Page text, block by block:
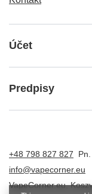
Účet
Predpisy
+48 798 827 827
info@vapecorner.eu
VapeCorner.eu,